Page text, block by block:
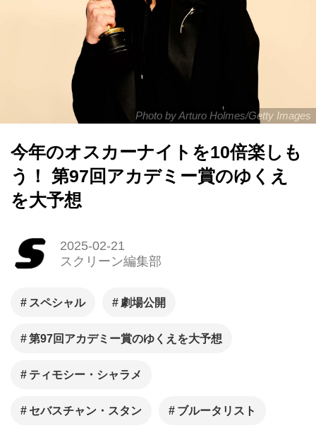
Photo by Arturo Holmes/Getty Images
今年のオスカーナイトを10倍楽しも
う！ 第97回アカデミー賞のゆくえ
を大予想
2025-02-21
スクリーン編集部
スペシャル 劇場公開
第97回アカデミー賞のゆくえを大予想
ティモシー・シャラメ
セバスチャン・スタン ブルータリスト